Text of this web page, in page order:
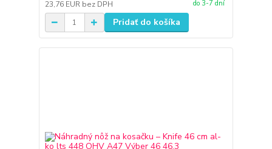
23,76 EUR bez DPH do 3-7 dní
Pridať do košíka